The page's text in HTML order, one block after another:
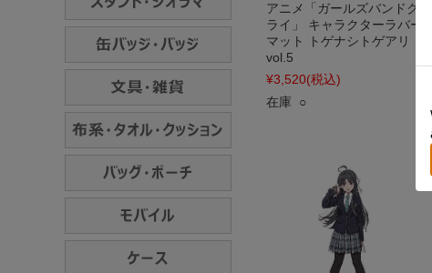
アニメ「ガールズバンドク
ライ」 キャラクターラバー
マット トゲナシトゲアリ
vol.5
¥3,520(税込)
在庫 ○